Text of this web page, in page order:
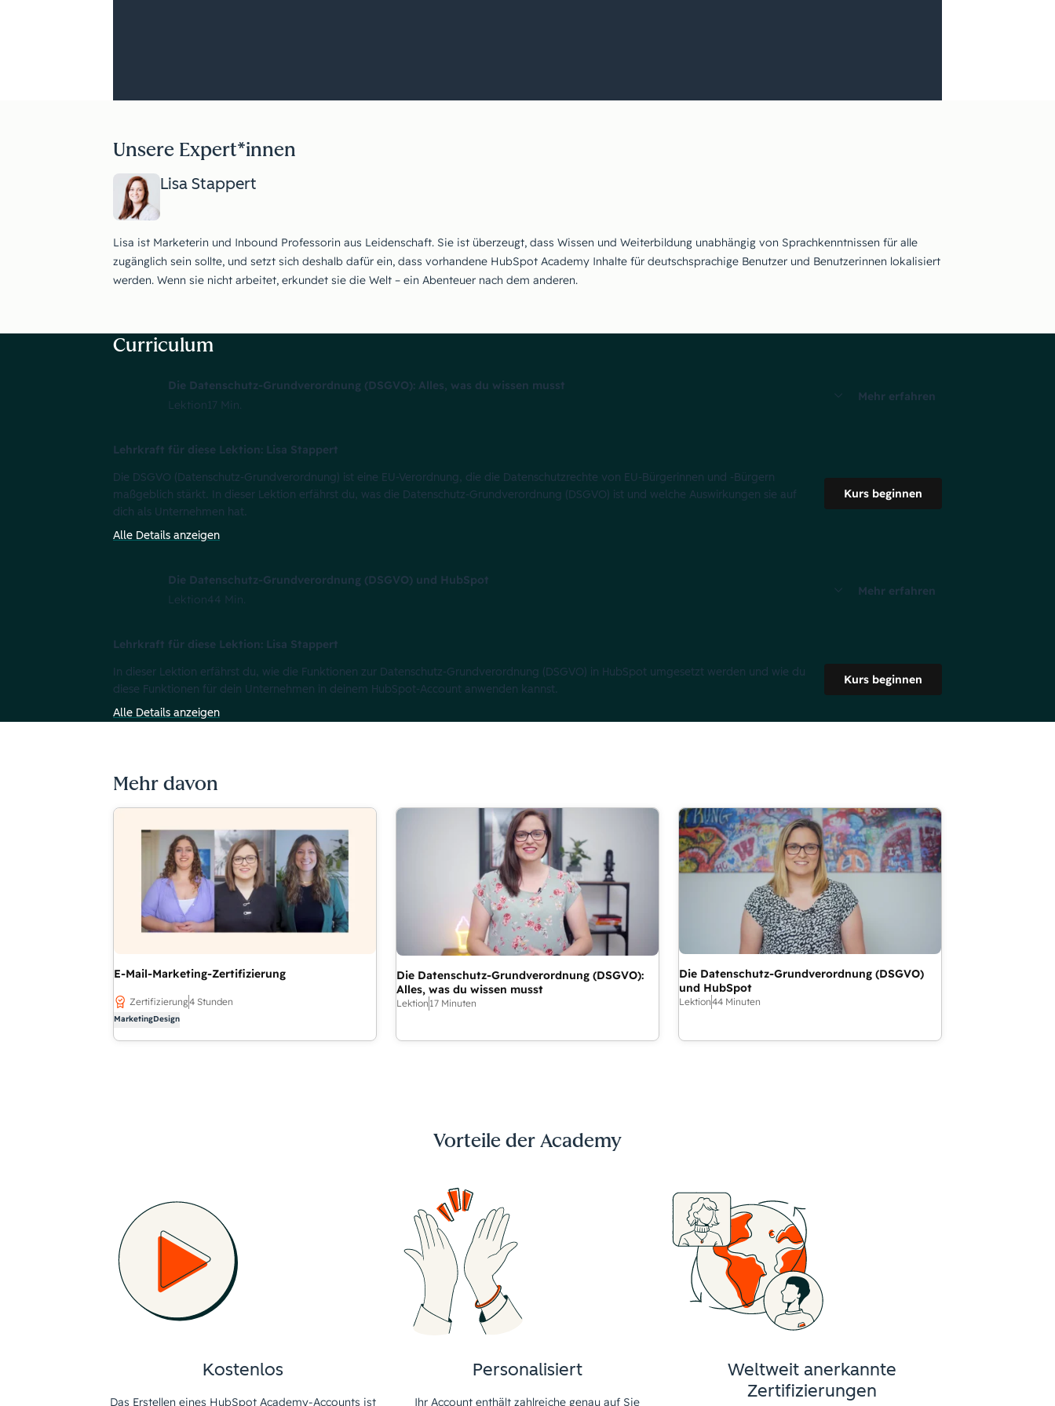
Unsere Expert*innen
Lisa Stappert
Lisa ist Marketerin und Inbound Professorin aus Leidenschaft. Sie ist überzeugt, dass Wissen und Weiterbildung unabhängig von Sprachkenntnissen für alle
zugänglich sein sollte, und setzt sich deshalb dafür ein, dass vorhandene HubSpot Academy Inhalte für deutschsprachige Benutzer und Benutzerinnen lokalisiert
werden. Wenn sie nicht arbeitet, erkundet sie die Welt – ein Abenteuer nach dem anderen.
Curriculum
Die Datenschutz-Grundverordnung (DSGVO): Alles, was du wissen musst
Lektion17 Min.
Mehr erfahren
Lehrkraft für diese Lektion: Lisa Stappert
Die DSGVO (Datenschutz-Grundverordnung) ist eine EU-Verordnung, die die Datenschutzrechte von EU-Bürgerinnen und -Bürgern
maßgeblich stärkt. In dieser Lektion erfährst du, was die Datenschutz-Grundverordnung (DSGVO) ist und welche Auswirkungen sie auf
dich als Unternehmen hat.
Alle Details anzeigen
Kurs beginnen
Die Datenschutz-Grundverordnung (DSGVO) und HubSpot
Lektion44 Min.
Mehr erfahren
Lehrkraft für diese Lektion: Lisa Stappert
In dieser Lektion erfährst du, wie die Funktionen zur Datenschutz-Grundverordnung (DSGVO) in HubSpot umgesetzt werden und wie du
diese Funktionen für dein Unternehmen in deinem HubSpot-Account anwenden kannst.
Alle Details anzeigen
Kurs beginnen
Mehr davon
E-Mail-Marketing-Zertifizierung
Zertifizierung4 Stunden
MarketingDesign
Die Datenschutz-Grundverordnung (DSGVO):
Alles, was du wissen musst
Lektion 17 Minuten
Die Datenschutz-Grundverordnung (DSGVO)
und HubSpot
Lektion44 Minuten
Vorteile der Academy
Kostenlos
Das Erstellen eines HubSpot Academy-Accounts ist
Personalisiert
Ihr Account enthält zahlreiche genau auf Sie
Weltweit anerkannte
Zertifizierungen